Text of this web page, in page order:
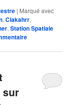
| Marqué avec
,Ciakahrr,
,Station Spatiale
sur